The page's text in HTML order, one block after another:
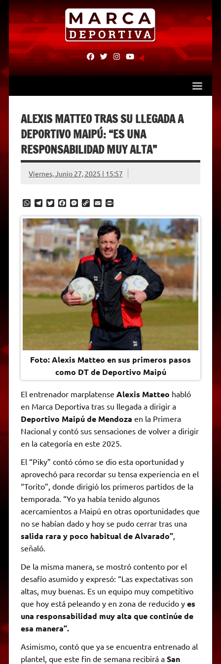
Skip
content
fab
fa-
fab
fa-
fab fab
ALEXIS MATTEO TRAS SU LLEGADA A
DEPORTIVO MAIPÚ: “ES UNA
RESPONSABILIDAD MUY ALTA”
Viernes, Junio 27, 2025 | 15:57
W
a
t
s
A
p
p
T
l
e
g
a
m
T
i
t
t
e
r
F
c
e
b
o
o
k
M
s
s
e
n
g
e
r
C
p
y
L
i
n
k
E
a
i
l
P
i
n
t
F
r
i
e
n
d
y
Foto: Alexis Matteo en sus primeros pasos
como DT de Deportivo Maipú
El entrenador marplatense Alexis Matteo habló
en Marca Deportiva tras su llegada a dirigir a
Deportivo Maipú de Mendoza en la Primera
Nacional y contó sus sensaciones de volver a dirigir
en la categoría en este 2025.
El “Piky” contó cómo se dio esta oportunidad y
aprovechó para recordar su tensa experiencia en el
“Torito”, donde dirigió los primeros partidos de la
temporada. “Yo ya había tenido algunos
acercamientos a Maipú en otras oportunidades que
no se habían dado y hoy se pudo cerrar tras una
salida rara y poco habitual de Alvarado”,
señaló.
De la misma manera, se mostró contento por el
desafío asumido y expresó: “Las expectativas son
altas, muy buenas. Es un equipo muy competitivo
que hoy está peleando y en zona de reducido y es
una responsabilidad muy alta que continúe de
esa manera”.
Asimismo, contó que ya se encuentra entrenado al
plantel, que este fin de semana recibirá a San